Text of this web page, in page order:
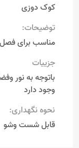
کوک دوزی
توضیحات:
مناسب برای فصل
جزییات
وجود دارد
نحوه نگهداری:
قابل شست وشو